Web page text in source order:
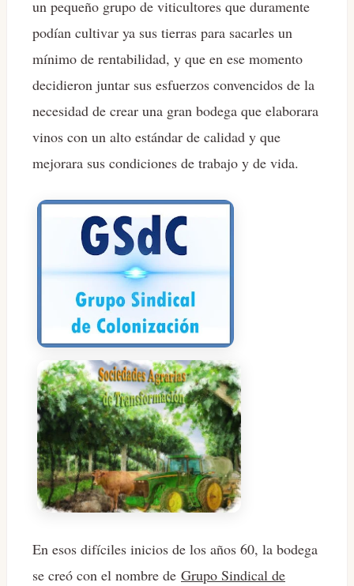
un pequeño grupo de viticultores que duramente
podían cultivar ya sus tierras para sacarles un
mínimo de rentabilidad, y que en ese momento
decidieron juntar sus esfuerzos convencidos de la
necesidad de crear una gran bodega que elaborara
vinos con un alto estándar de calidad y que
mejorara sus condiciones de trabajo y de vida.
En esos difíciles inicios de los años 60, la bodega
se creó con el nombre de Grupo Sindical de